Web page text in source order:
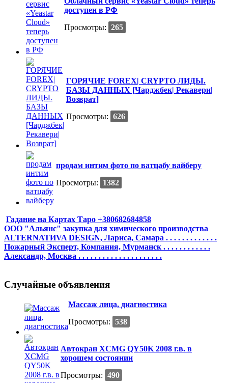
доступен в РФ
Просмотры: 265
ГОРЯЧИЕ FOREX| CRYPTO ЛИДЫ.
БАЗЫ ДАННЫХ [Чарджбек| Рекавери|
Возврат]
Просмотры: 626
продам интим фото по ватцабу вайберу
Просмотры:
1382
Гадание на Картах Таро +380682684858
ООО "Альянс" закупка для химического производства
ALTERNATИVA DESIGN, Лариса, Самара . . . . . . . . . . . . .
Пожарный Эксперт, Компания, Мурманск . . . . . . . . . . . .
Александр, Москва . . . . . . . . . . . . . . . . . . . . .
Случайные объявления
Массаж лица, диагностика
Просмотры: 538
Автокран XCMG QY50K 2008 г.в. в
хорошем состоянии
Просмотры: 490